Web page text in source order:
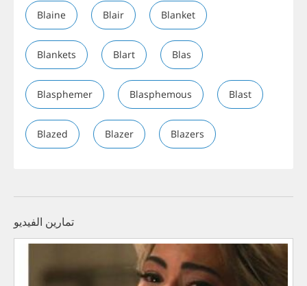
Blaine Blair Blanket
Blankets Blart Blas
Blasphemer Blasphemous Blast
Blazed Blazer Blazers
تمارين الفيديو